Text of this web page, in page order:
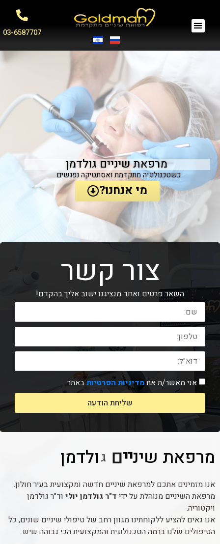
03-6587707
מרפאת שיניים גולדמן
כשטכנולוגיה מתקדמת ואסתטיקה נפגשים
מי אנחנו?
צור קשר
השאר פרטים ואחד מנציגנו ישוב אליך בהקדם!
אני מאשר/ת אתמדיניות הפרטיותבאתר
שליחת הודעה
מרפאת שיניים גולדמן
אנו מזמינים אתכם למרפאת שיניים חדשה ומקצועית בעיר חולון.
מרפאת השיניים מנוהלת על ידי ד"ר גולדמן יולי וד"ר גולדמן
ויקטוריה.
אנו גאים להציע ללקוחתינו מגוון רחב של טיפולי שיניים שונים, כל
הטיפולים שלנו ברמה הטכנולוגית והמקצועית הכי גבוהה שיש.